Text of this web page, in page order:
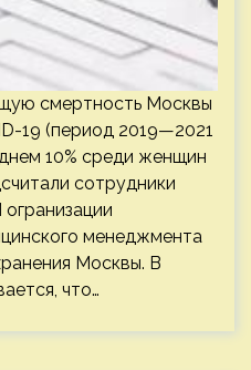
смертность Москвы
19 (период 2019—2021
10% среди женщин
сотрудники
менеджмента
Москвы. В
что…